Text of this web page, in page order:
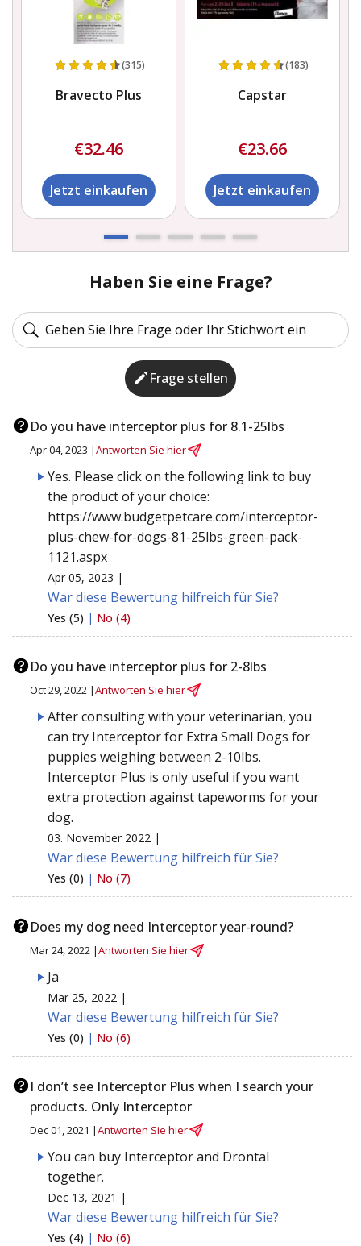
(315)
Bravecto Plus
€32.46
Jetzt einkaufen
(183)
Capstar
€23.66
Jetzt einkaufen
Haben Sie eine Frage?
Frage stellen
Do you have interceptor plus for 8.1-25lbs
Apr 04, 2023 |Antworten Sie hier
Yes. Please click on the following link to buy
the product of your choice:
https://www.budgetpetcare.com/interceptor-
plus-chew-for-dogs-81-25lbs-green-pack-
1121.aspx
Apr 05, 2023 |
War diese Bewertung hilfreich für Sie?
Yes (5) | No (4)
Do you have interceptor plus for 2-8lbs
Oct 29, 2022 |Antworten Sie hier
After consulting with your veterinarian, you
can try Interceptor for Extra Small Dogs for
puppies weighing between 2-10lbs.
Interceptor Plus is only useful if you want
extra protection against tapeworms for your
dog.
03. November 2022 |
War diese Bewertung hilfreich für Sie?
Yes (0) | No (7)
Does my dog need Interceptor year-round?
Mar 24, 2022 |Antworten Sie hier
Ja
Mar 25, 2022 |
War diese Bewertung hilfreich für Sie?
Yes (0) | No (6)
I don’t see Interceptor Plus when I search your
products. Only Interceptor
Dec 01, 2021 |Antworten Sie hier
You can buy Interceptor and Drontal
together.
Dec 13, 2021 |
War diese Bewertung hilfreich für Sie?
Yes (4) | No (6)